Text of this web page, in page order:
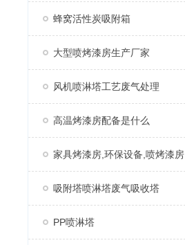
蜂窝活性炭吸附箱
大型喷烤漆房生产厂家
风机喷淋塔工艺废气处理
高温烤漆房配备是什么
家具烤漆房,环保设备,喷烤漆房
吸附塔喷淋塔废气吸收塔
PP喷淋塔